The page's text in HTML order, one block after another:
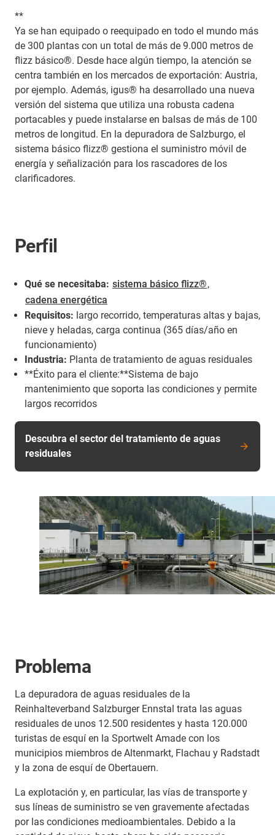
**
Ya se han equipado o reequipado en todo el mundo más
de 300 plantas con un total de más de 9.000 metros de
flizz básico®. Desde hace algún tiempo, la atención se
centra también en los mercados de exportación: Austria,
por ejemplo. Además, igus® ha desarrollado una nueva
versión del sistema que utiliza una robusta cadena
portacables y puede instalarse en balsas de más de 100
metros de longitud. En la depuradora de Salzburgo, el
sistema básico flizz® gestiona el suministro móvil de
energía y señalización para los rascadores de los
clarificadores.
Perfil
Qué se necesitaba: sistema básico flizz®,
cadena energética
Requisitos: largo recorrido, temperaturas altas y bajas,
nieve y heladas, carga continua (365 días/año en
funcionamiento)
Industria: Planta de tratamiento de aguas residuales
**Éxito para el cliente:**Sistema de bajo
mantenimiento que soporta las condiciones y permite
largos recorridos
Descubra el sector del tratamiento de aguas
residuales
Problema
La depuradora de aguas residuales de la
Reinhalteverband Salzburger Ennstal trata las aguas
residuales de unos 12.500 residentes y hasta 120.000
turistas de esquí en la Sportwelt Amade con los
municipios miembros de Altenmarkt, Flachau y Radstadt
y la zona de esquí de Obertauern.
La explotación y, en particular, las vías de transporte y
sus líneas de suministro se ven gravemente afectadas
por las condiciones medioambientales. Debido a la